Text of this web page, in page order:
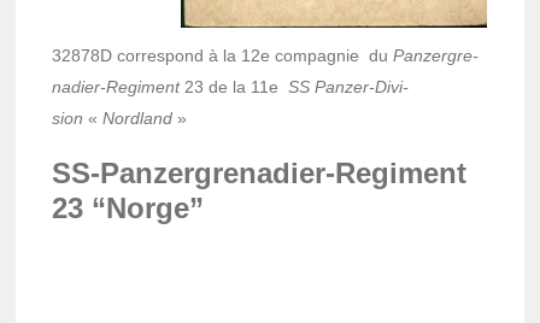
32878D corres­pond à la 12e compa­gnie duPanzer­gre­
na­dier-Regi­ment23 de la 11eSS Panzer-Divi­
sion «Nord­land »
SS-Panzer­gre­na­dier-Regi­ment
23 “Norge”